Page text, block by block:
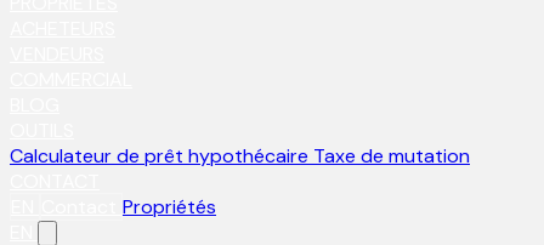
Calculateur de prêt hypothécaire Taxe de mutation
Propriétés